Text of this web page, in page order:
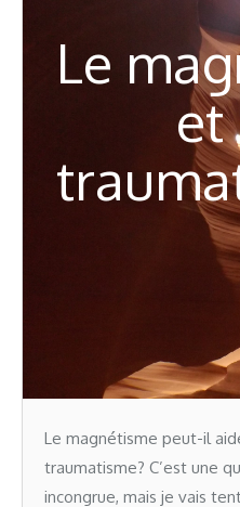
Le
et
Le magnétisme peut-il
traumatisme? C’est une
incongrue, mais je vais